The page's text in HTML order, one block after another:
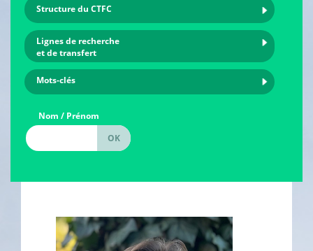
Structure du CTFC
Lignes de recherche
et de transfert
Mots-clés
Nom / Prénom